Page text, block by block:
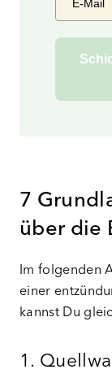
7
über die
Im folgenden
einer
kannst Du
1.